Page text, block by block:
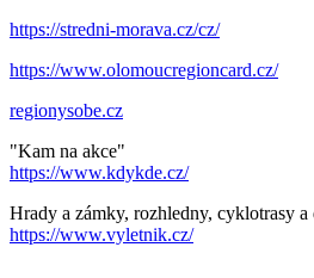
https://stredni-morava.cz/cz/
https://www.olomoucregioncard.cz/
regionysobe.cz
"Kam na akce"
https://www.kdykde.cz/
Hrady a zámky, rozhledny, cyklotrasy a
https://www.vyletnik.cz/